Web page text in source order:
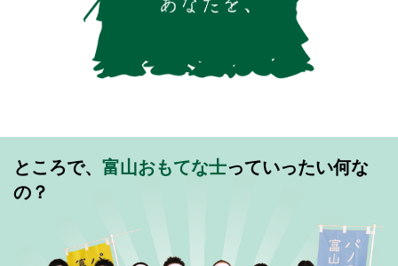
ところで、 富山おもてな士っていったい何な
の？